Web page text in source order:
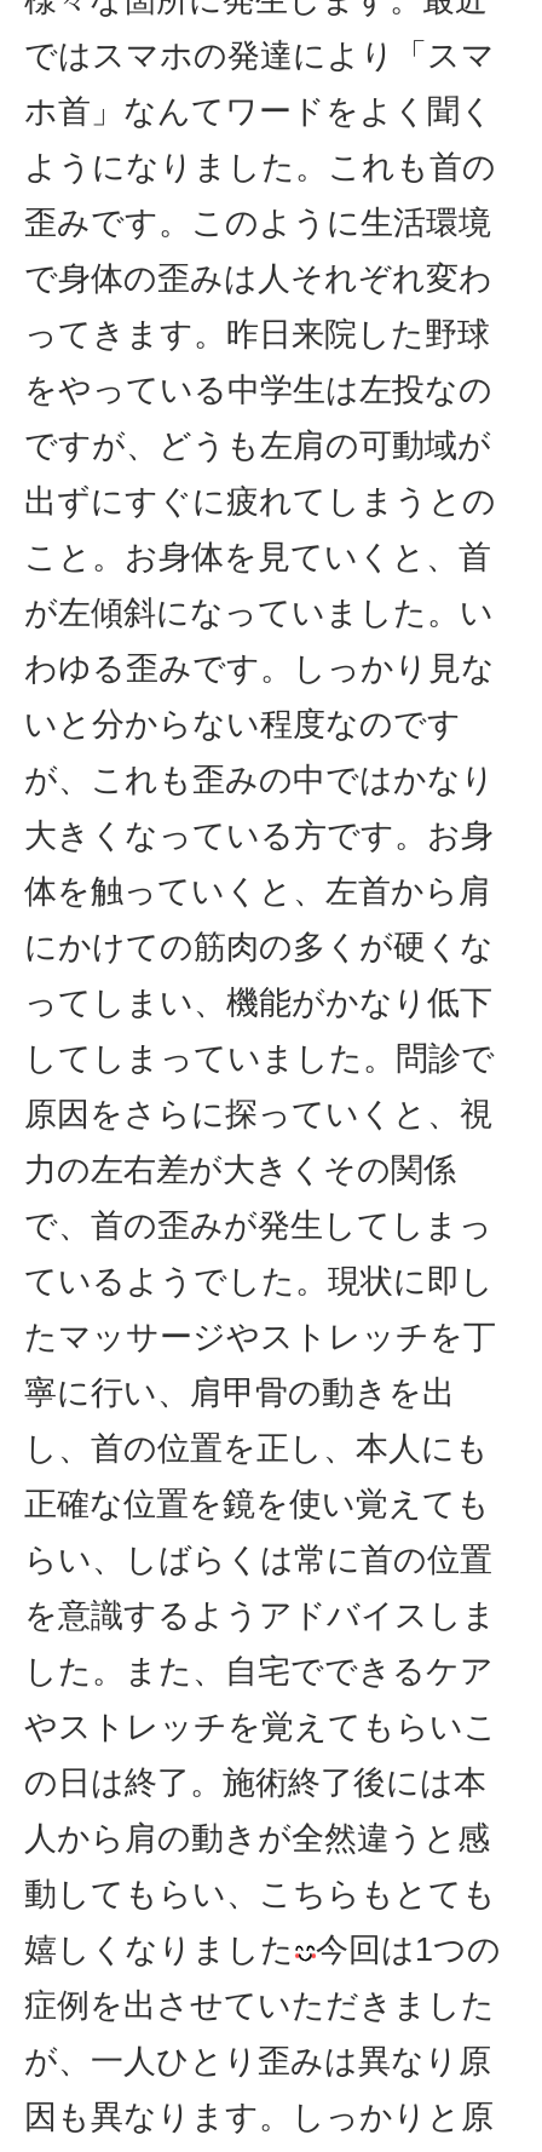
ではスマホの発達により「スマ
ホ首」なんてワードをよく聞く
ようになりました。これも首の
歪みです。このように生活環境
で身体の歪みは人それぞれ変わ
ってきます。昨日来院した野球
をやっている中学生は左投なの
ですが、どうも左肩の可動域が
出ずにすぐに疲れてしまうとの
こと。お身体を見ていくと、首
が左傾斜になっていました。い
わゆる歪みです。しっかり見な
いと分からない程度なのです
が、これも歪みの中ではかなり
大きくなっている方です。お身
体を触っていくと、左首から肩
にかけての筋肉の多くが硬くな
ってしまい、機能がかなり低下
してしまっていました。問診で
原因をさらに探っていくと、視
力の左右差が大きくその関係
で、首の歪みが発生してしまっ
ているようでした。現状に即し
たマッサージやストレッチを丁
寧に行い、肩甲骨の動きを出
し、首の位置を正し、本人にも
正確な位置を鏡を使い覚えても
らい、しばらくは常に首の位置
を意識するようアドバイスしま
した。また、自宅でできるケア
やストレッチを覚えてもらいこ
の日は終了。施術終了後には本
人から肩の動きが全然違うと感
動してもらい、こちらもとても
嬉しくなりました
今回は1つの
症例を出させていただきました
が、一人ひとり歪みは異なり原
因も異なります。しっかりと原